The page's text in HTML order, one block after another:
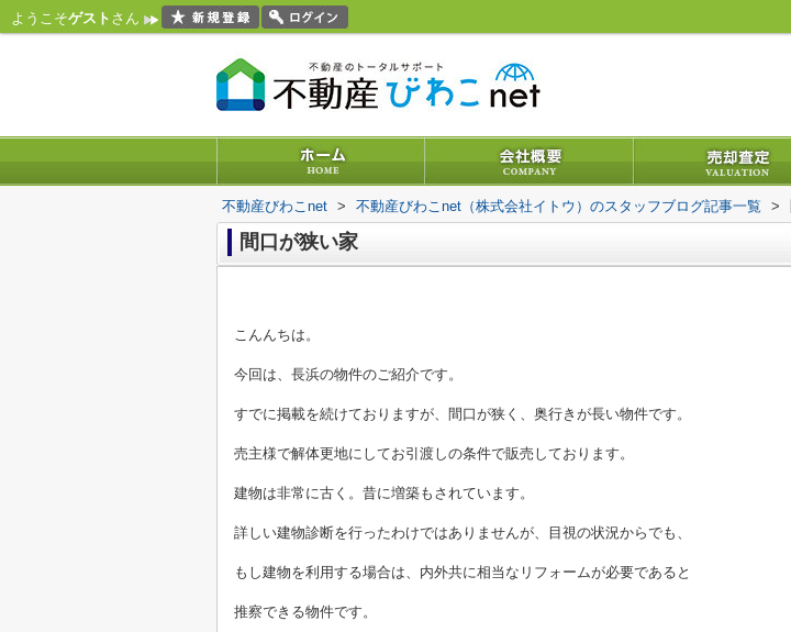
ようこそゲスト さん
不動産びわこnet > 不動産びわこnet（株式会社イトウ）のスタッフブログ記事一覧 >
間口が狭い家
こんんちは。
今回は、長浜の物件のご紹介です。
すでに掲載を続けておりますが、間口が狭く、奥行きが長い物件です。
売主様で解体更地にしてお引渡しの条件で販売しております。
建物は非常に古く。昔に増築もされています。
詳しい建物診断を行ったわけではありませんが、目視の状況からでも、
もし建物を利用する場合は、内外共に相当なリフォームが必要であると
推察できる物件です。